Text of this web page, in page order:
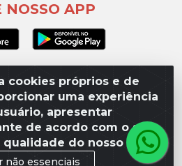
cookies próprios e de
uma experiência
apresentar
de acordo com o seu
do nosso site.
não essenciais
NOSSO APP
Av. Percy Gandini, 329 – Vila
Rio Preto / SP - CEP 15077-
49.975.923/0003-10